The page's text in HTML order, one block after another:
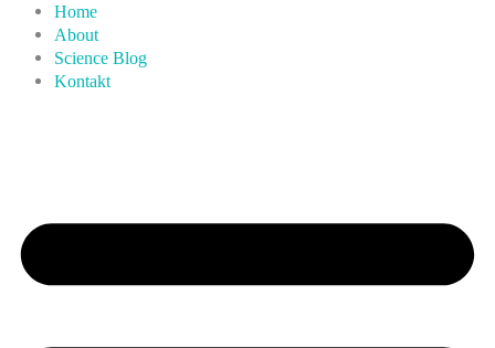
Home
About
Science Blog
Kontakt